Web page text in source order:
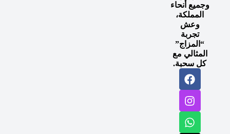
وجميع أنحاء
المملكة،
وعش
تجربة
“المزاج”
المثالي مع
كل سحبة.